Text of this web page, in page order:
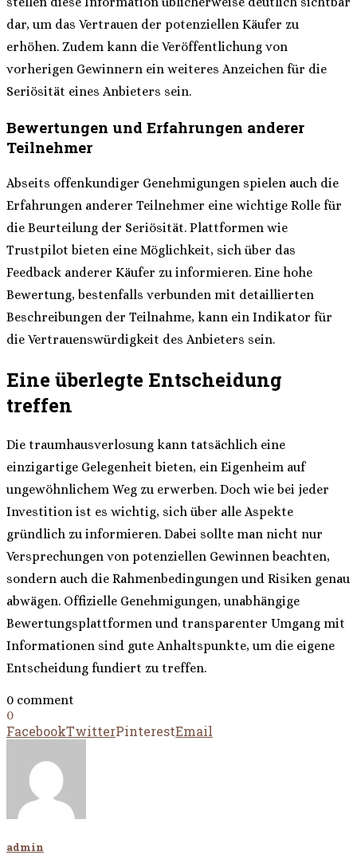
dar, um das Vertrauen der potenziellen Käufer zu
erhöhen. Zudem kann die Veröffentlichung von
vorherigen Gewinnern ein weiteres Anzeichen für die
Seriösität eines Anbieters sein.
Bewertungen und Erfahrungen anderer
Teilnehmer
Abseits offenkundiger Genehmigungen spielen auch die
Erfahrungen anderer Teilnehmer eine wichtige Rolle für
die Beurteilung der Seriösität. Plattformen wie
Trustpilot bieten eine Möglichkeit, sich über das
Feedback anderer Käufer zu informieren. Eine hohe
Bewertung, bestenfalls verbunden mit detaillierten
Beschreibungen der Teilnahme, kann ein Indikator für
die Vertrauenswürdigkeit des Anbieters sein.
Eine überlegte Entscheidung
treffen
Die traumhausverlosung kann tatsächlich eine
einzigartige Gelegenheit bieten, ein Eigenheim auf
ungewöhnlichem Weg zu erwerben. Doch wie bei jeder
Investition ist es wichtig, sich über alle Aspekte
gründlich zu informieren. Dabei sollte man nicht nur
Versprechungen von potenziellen Gewinnen beachten,
sondern auch die Rahmenbedingungen und Risiken genau
abwägen. Offizielle Genehmigungen, unabhängige
Bewertungsplattformen und transparenter Umgang mit
Informationen sind gute Anhaltspunkte, um die eigene
Entscheidung fundiert zu treffen.
0 comment
0
FacebookTwitterPinterestEmail
admin